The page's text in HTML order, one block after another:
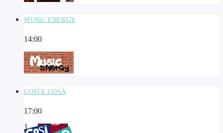
MUSIC ENERGY
14:00
COSÌ E COSÀ
17:00